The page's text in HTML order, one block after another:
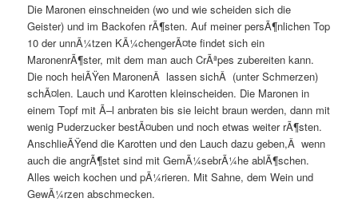
Die Maronen einschneiden (wo und wie scheiden sich die
Geister) und im Backofen rÃ¶sten. Auf meiner persÃ¶nlichen Top
10 der unnÃ¼tzen KÃ¼chengerÃ¤te findet sich ein
MaronenrÃ¶ster, mit dem man auch CrÃªpes zubereiten kann.
Die noch heiÃŸen MaronenÂ lassen sichÂ (unter Schmerzen)
schÃ¤len. Lauch und Karotten kleinscheiden. Die Maronen in
einem Topf mit Ã–l anbraten bis sie leicht braun werden, dann mit
wenig Puderzucker bestÃ¤uben und noch etwas weiter rÃ¶sten.
AnschlieÃŸend die Karotten und den Lauch dazu geben,Â wenn
auch die angrÃ¶stet sind mit GemÃ¼sebrÃ¼he ablÃ¶schen.
Alles weich kochen und pÃ¼rieren. Mit Sahne, dem Wein und
GewÃ¼rzen abschmecken.